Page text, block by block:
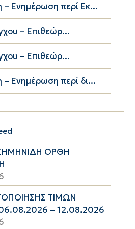
– Ενημέρωση περί Εκ...
– Επιθεώρ...
– Επιθεώρ...
Ενημέρωση περί δι...
ΟΡΘΗ
ΤΙΜΩΝ
– 12.08.2026